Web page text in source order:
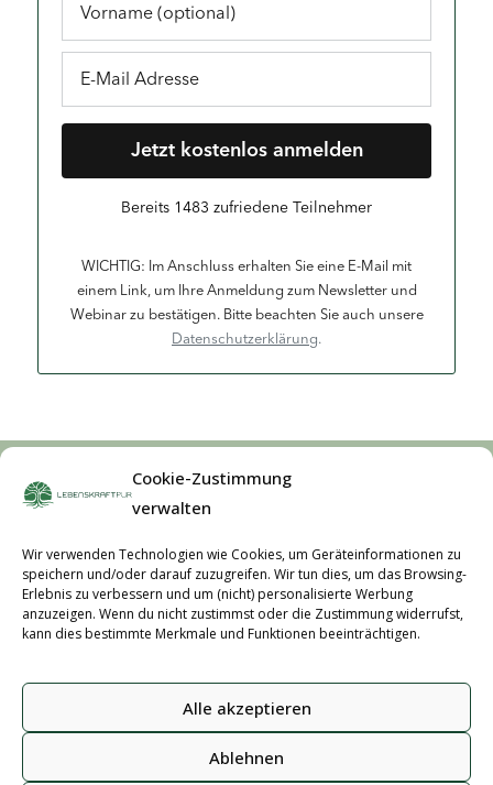
Cookie-Zustimmung
verwalten
Wir verwenden Technologien wie Cookies, um Geräteinformationen zu
speichern und/oder darauf zuzugreifen. Wir tun dies, um das Browsing-
Erlebnis zu verbessern und um (nicht) personalisierte Werbung
anzuzeigen. Wenn du nicht zustimmst oder die Zustimmung widerrufst,
kann dies bestimmte Merkmale und Funktionen beeinträchtigen.
Alle akzeptieren
Ablehnen
Jetzt kostenlos anmelden
Bereits 1483 zufriedene Teilnehmer
WICHTIG: Im Anschluss erhalten Sie eine E-Mail mit
einem Link, um Ihre Anmeldung zum Newsletter und
Webinar zu bestätigen. Bitte beachten Sie auch unsere
Datenschutzerklärung.
Telefon:+49 7254 782 0900
Impressum|Datenschutz
© 2026 Lebenskraftpur GmbH. Alle Rechte
www.lebenskraftpur.de